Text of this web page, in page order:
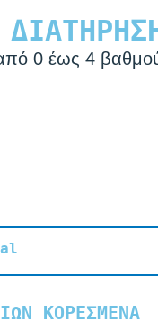
0 έως 4
ΚΟΡΕΣΜΕΝΑ